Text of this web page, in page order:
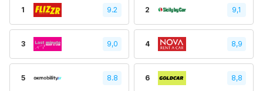
1 9.2 2 9,1
3 9,0 4 8,9
5 8.8 6 8,8